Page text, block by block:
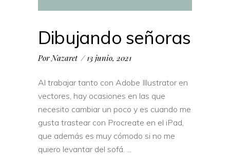
Dibujando señoras
Por Nazaret 13 junio, 2021
Al trabajar tanto con Adobe Illustrator en
vectores, hay ocasiones en las que
necesito cambiar un poco y es cuando me
gusta trastear con Procreate en el iPad,
que además es muy cómodo si no me
quiero levantar del sofá.